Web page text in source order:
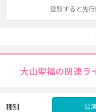
登録すると先
大山聖福の関連ラ
種別 公